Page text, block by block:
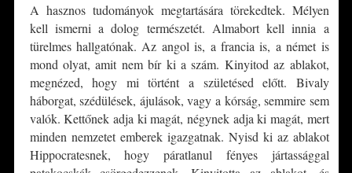
A hasznos tudományok megtartására törekedtek. Mélyen
kell ismerni a dolog természetét. Almabort kell innia a
türelmes hallgatónak. Az angol is, a francia is, a német is
mond olyat, amit nem bír ki a szám. Kinyitod az ablakot,
megnézed, hogy mi történt a születésed előtt. Bivaly
háborgat, szédülések, ájulások, vagy a kórság, semmire sem
valók. Kettőnek adja ki magát, négynek adja ki magát, mert
minden nemzetet emberek igazgatnak. Nyisd ki az ablakot
Hippocratesnek, hogy páratlanul fényes jártassággal